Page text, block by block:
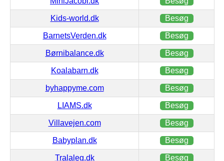
Kids-world.dk Besøg
BarnetsVerden.dk Besøg
Børnibalance.dk Besøg
Koalabarn.dk Besøg
byhappyme.com Besøg
LIAMS.dk Besøg
Villavejen.com Besøg
Babyplan.dk Besøg
Tralaleg.dk Besøg